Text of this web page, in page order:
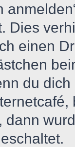
Dies
einen
du
dann